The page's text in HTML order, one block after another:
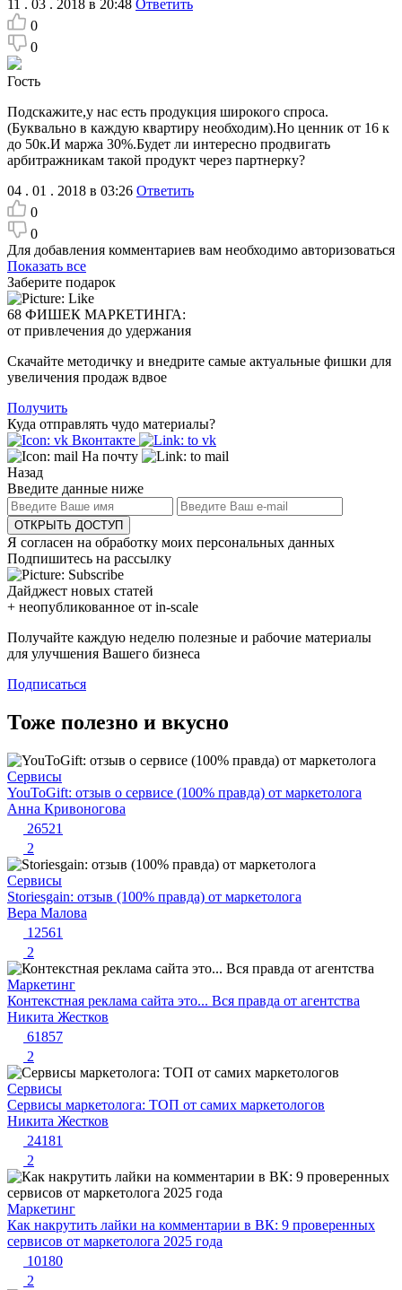
11 . 03 . 2018 в 20:48 Ответить
0
0
Гость
Подскажите,у нас есть продукция широкого спроса.
(Буквально в каждую квартиру необходим).Но ценник от 16 к
до 50к.И маржа 30%.Будет ли интересно продвигать
арбитражникам такой продукт через партнерку?
04 . 01 . 2018 в 03:26 Ответить
0
0
Для добавления комментариев вам необходимо авторизоваться
Показать все
Заберите подарок
68 ФИШЕК МАРКЕТИНГА:
от привлечения до удержания
Скачайте методичку и внедрите самые актуальные фишки для
увеличения продаж вдвое
Получить
Куда отправлять чудо материалы?
Вконтакте
На почту
Назад
Введите данные ниже
ОТКРЫТЬ ДОСТУП
Я согласен на обработку моих персональных данных
Подпишитесь на рассылку
Дайджест новых статей
+ неопубликованное от in-scale
Получайте каждую неделю полезные и рабочие материалы
для улучшения Вашего бизнеса
Подписаться
Тоже полезно и вкусно
Сервисы
YouToGift: отзыв о сервисе (100% правда) от маркетолога
Анна Кривоногова
26521
2
Сервисы
Storiesgain: отзыв (100% правда) от маркетолога
Вера Малова
12561
2
Маркетинг
Контекстная реклама сайта это... Вся правда от агентства
Никита Жестков
61857
2
Сервисы
Сервисы маркетолога: ТОП от самих маркетологов
Никита Жестков
24181
2
Маркетинг
Как накрутить лайки на комментарии в ВК: 9 проверенных
сервисов от маркетолога 2025 года
10180
2